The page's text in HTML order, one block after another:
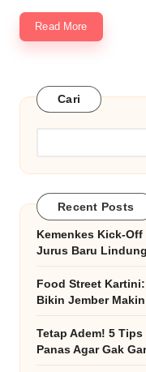
Read More
Cari
Recent Posts
Kemenkes Kick-
Jurus Baru
Food Street
Bikin Jember
Tetap Adem! 5
Panas Agar Gak